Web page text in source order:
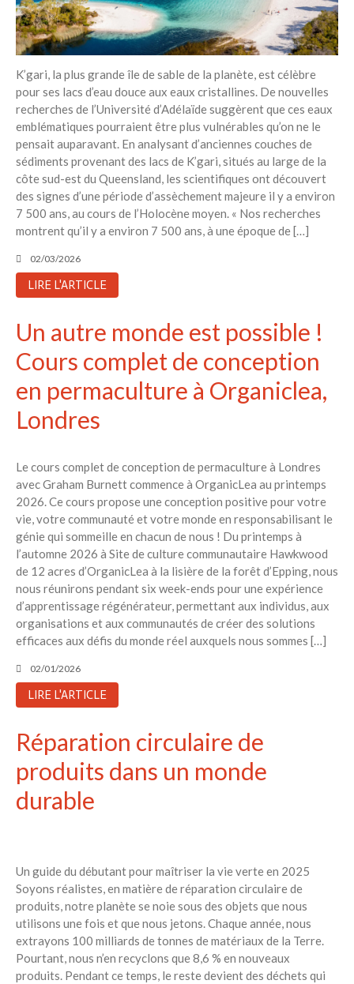
K’gari, la plus grande île de sable de la planète, est célèbre
pour ses lacs d’eau douce aux eaux cristallines. De nouvelles
recherches de l’Université d’Adélaïde suggèrent que ces eaux
emblématiques pourraient être plus vulnérables qu’on ne le
pensait auparavant. En analysant d’anciennes couches de
sédiments provenant des lacs de K’gari, situés au large de la
côte sud-est du Queensland, les scientifiques ont découvert
des signes d’une période d’assèchement majeure il y a environ
7 500 ans, au cours de l’Holocène moyen. « Nos recherches
montrent qu’il y a environ 7 500 ans, à une époque de […]
02/03/2026
LIRE L'ARTICLE
Un autre monde est possible !
Cours complet de conception
en permaculture à Organiclea,
Londres
Le cours complet de conception de permaculture à Londres
avec Graham Burnett commence à OrganicLea au printemps
2026. Ce cours propose une conception positive pour votre
vie, votre communauté et votre monde en responsabilisant le
génie qui sommeille en chacun de nous ! Du printemps à
l’automne 2026 à Site de culture communautaire Hawkwood
de 12 acres d’OrganicLea à la lisière de la forêt d’Epping, nous
nous réunirons pendant six week-ends pour une expérience
d’apprentissage régénérateur, permettant aux individus, aux
organisations et aux communautés de créer des solutions
efficaces aux défis du monde réel auxquels nous sommes […]
02/01/2026
LIRE L'ARTICLE
Réparation circulaire de
produits dans un monde
durable
Un guide du débutant pour maîtriser la vie verte en 2025
Soyons réalistes, en matière de réparation circulaire de
produits, notre planète se noie sous des objets que nous
utilisons une fois et que nous jetons. Chaque année, nous
extrayons 100 milliards de tonnes de matériaux de la Terre.
Pourtant, nous n’en recyclons que 8,6 % en nouveaux
produits. Pendant ce temps, le reste devient des déchets qui